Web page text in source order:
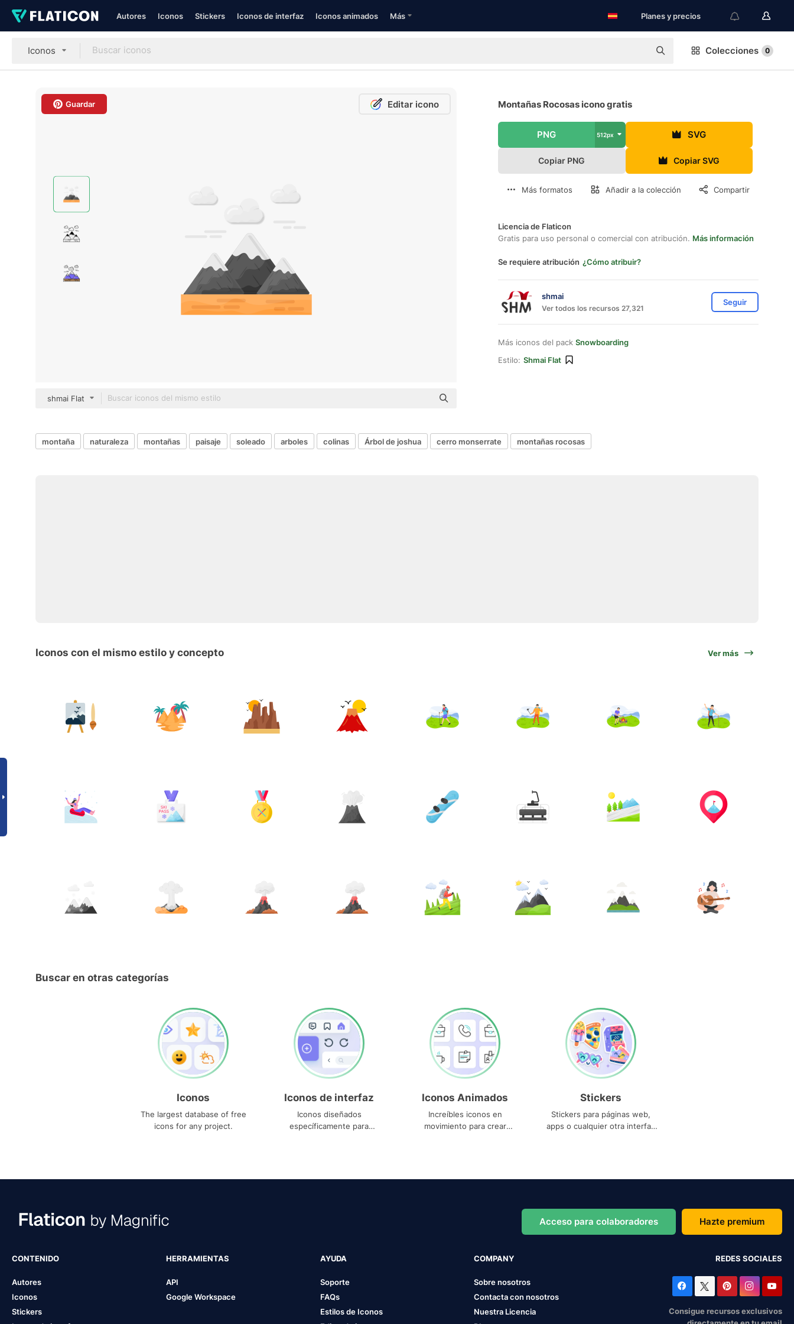
Autores Iconos Stickers Iconos de interfaz Iconos animados Más Planes y precios
Iconos Colecciones 0
Guardar Editar icono
shmai Flat
Montañas Rocosas icono gratis
PNG 512px SVG
Copiar PNG Copiar SVG
Más formatos Añadir a la colección Compartir
Licencia de Flaticon
Gratis para uso personal o comercial con atribución. Más información
Se requiere atribución ¿Cómo atribuir?
shmai
Ver todos los recursos 27,321
Seguir
Más iconos del pack Snowboarding
Estilo: Shmai Flat
montaña naturaleza montañas paisaje soleado arboles colinas Árbol de joshua cerro monserrate montañas rocosas
Iconos con el mismo estilo y concepto Ver más
Buscar en otras categorías
Iconos
The largest database of free
icons for any project.
Iconos de interfaz
Iconos diseñados
específicamente para
Iconos Animados
Increíbles iconos en
movimiento para crear
Stickers
Stickers para páginas web,
apps o cualquier otra interfaz
Acceso para colaboradores Hazte premium
CONTENIDO
Autores
Iconos
Stickers
HERRAMIENTAS
API
Google Workspace
AYUDA
Soporte
FAQs
Estilos de Iconos
COMPANY
Sobre nosotros
Contacta con nosotros
Nuestra Licencia
REDES SOCIALES
Consigue recursos exclusivos